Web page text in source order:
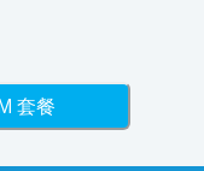
套餐